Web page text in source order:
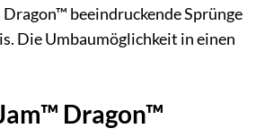
beeindruckende Sprünge
Die Umbaumöglichkeit in einen
Dragon™